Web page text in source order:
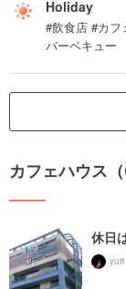
Holiday
#飲食店 #カ
バーベキュー
カフェハウス
休日
yuri